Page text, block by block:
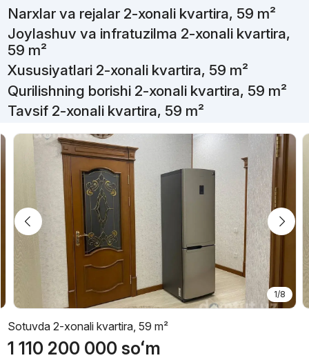
Narxlar va rejalar 2-xonali kvartira, 59 m²
Joylashuv va infratuzilma 2-xonali kvartira,
59 m²
Xususiyatlari 2-xonali kvartira, 59 m²
Qurilishning borishi 2-xonali kvartira, 59 m²
Tavsif 2-xonali kvartira, 59 m²
1/8
Sotuvda 2-xonali kvartira, 59 m²
1 110 200 000 soʻm